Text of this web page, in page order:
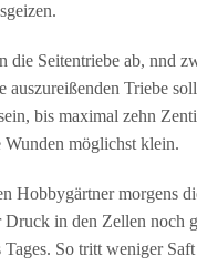
die Seitentriebe ab, nnd
auszureißenden Triebe
bis maximal zehn
Wunden möglichst klein.
Hobbygärtner morgens
Druck in den Zellen noch
So tritt weniger